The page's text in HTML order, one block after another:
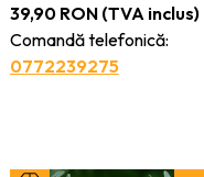
39,90 RON(TVA inclus)
Comandă telefonică:
0772239275